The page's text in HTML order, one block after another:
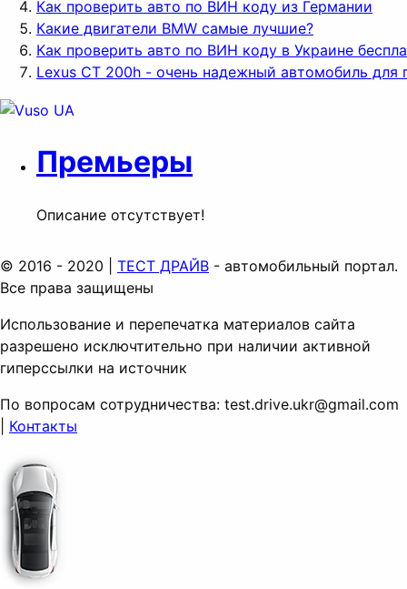
Как проверить авто по ВИН коду из Германии
Какие двигатели BMW самые лучшие?
Как проверить авто по ВИН коду в Украине
Lexus CT 200h - очень надежный автомобиль для
Премьеры
Описание отсутствует!
© 2016 - 2020 | ТЕСТ ДРАЙВ - автомобильный портал.
Все права защищены
Использование и перепечатка материалов сайта
разрешено исключтительно при наличии активной
гиперссылки на источник
По вопросам сотрудничества: test.drive.ukr@gmail.com
Контакты